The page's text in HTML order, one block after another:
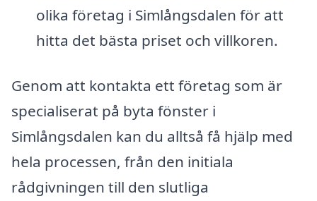
olika företag i Simlångsdalen för att
hitta det bästa priset och villkoren.
Genom att kontakta ett företag som är
specialiserat på byta fönster i
Simlångsdalen kan du alltså få hjälp med
hela processen, från den initiala
rådgivningen till den slutliga